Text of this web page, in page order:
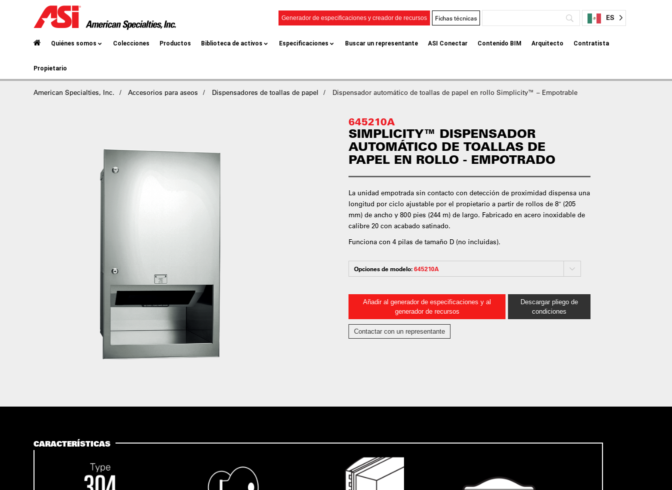
Generador de especificaciones y creador de recursos Fichas técnicas ES
Quiénes somos Colecciones Productos Biblioteca de activos Especificaciones Buscar un representante ASI Conectar Contenido BIM Arquitecto Contratista
Propietario
American Specialties, Inc. Accesorios para aseos Dispensadores de toallas de papel Dispensador automático de toallas de papel en rollo Simplicity™ – Empotrable
645210A
SIMPLICITY™ DISPENSADOR
AUTOMÁTICO DE TOALLAS DE
PAPEL EN ROLLO - EMPOTRADO
La unidad empotrada sin contacto con detección de proximidad dispensa una
longitud por ciclo ajustable por el propietario a partir de rollos de 8″ (205
mm) de ancho y 800 pies (244 m) de largo. Fabricado en acero inoxidable de
calibre 20 con acabado satinado.
Funciona con 4 pilas de tamaño D (no incluidas).
Opciones de modelo:645210A
Añadir al generador de especificaciones y al
generador de recursos
Descargar pliego de
condiciones
Contactar con un representante
CARACTERÍSTICAS